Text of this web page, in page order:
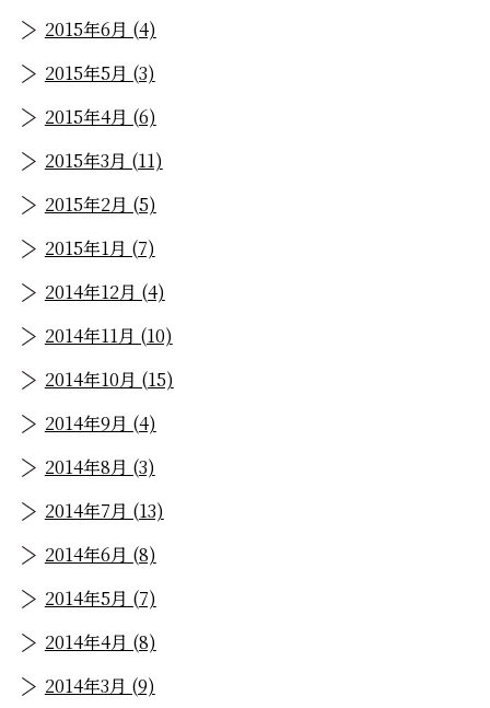
2015年6月 (4)
2015年5月 (3)
2015年4月 (6)
2015年3月 (11)
2015年2月 (5)
2015年1月 (7)
2014年12月 (4)
2014年11月 (10)
2014年10月 (15)
2014年9月 (4)
2014年8月 (3)
2014年7月 (13)
2014年6月 (8)
2014年5月 (7)
2014年4月 (8)
2014年3月 (9)